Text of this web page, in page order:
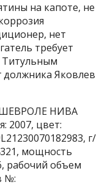
на капоте, не
нет
требует
Титульным
должника Яковлев
ШЕВРОЛЕ НИВА
2007, цвет:
г/
мощность
рабочий объем
№: